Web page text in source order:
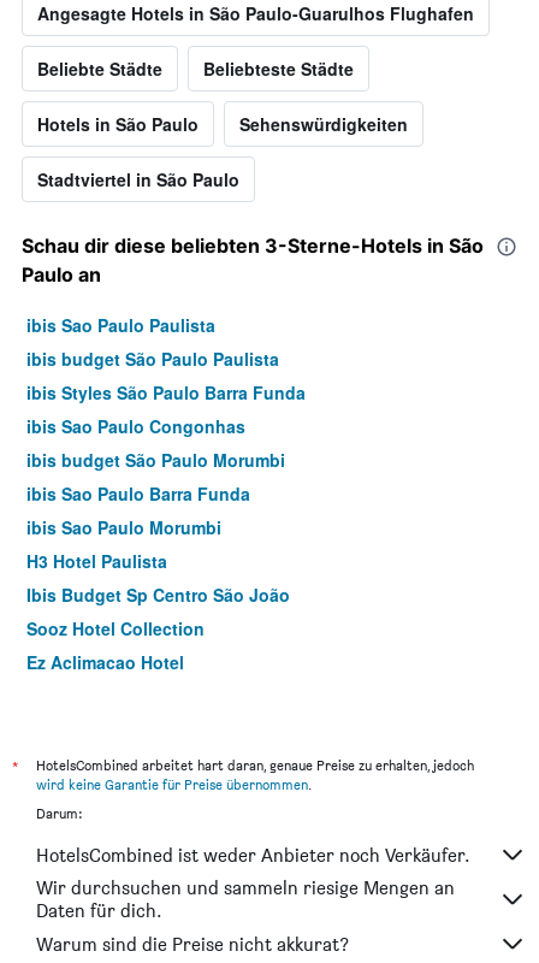
Angesagte Hotels in São Paulo-Guarulhos Flughafen
Beliebte Städte Beliebteste Städte
Hotels in São Paulo Sehenswürdigkeiten
Stadtviertel in São Paulo
Schau dir diese beliebten 3-Sterne-Hotels in São
Paulo an
ibis Sao Paulo Paulista
ibis budget São Paulo Paulista
ibis Styles São Paulo Barra Funda
ibis Sao Paulo Congonhas
ibis budget São Paulo Morumbi
ibis Sao Paulo Barra Funda
ibis Sao Paulo Morumbi
H3 Hotel Paulista
Ibis Budget Sp Centro São João
Sooz Hotel Collection
Ez Aclimacao Hotel
Slim Hotel São Paulo Frei Caneca
Ibis Styles SP Faria Lima
Uniclass Hotel Pinheiros
Slaviero Downtown São Paulo
Nikkey Palace Hotel
*
HotelsCombined arbeitet hart daran, genaue Preise zu erhalten, jedoch
wird keine Garantie für Preise übernommen.
Darum:
HotelsCombined ist weder Anbieter noch Verkäufer.
Wir durchsuchen und sammeln riesige Mengen an
Daten für dich.
Warum sind die Preise nicht akkurat?